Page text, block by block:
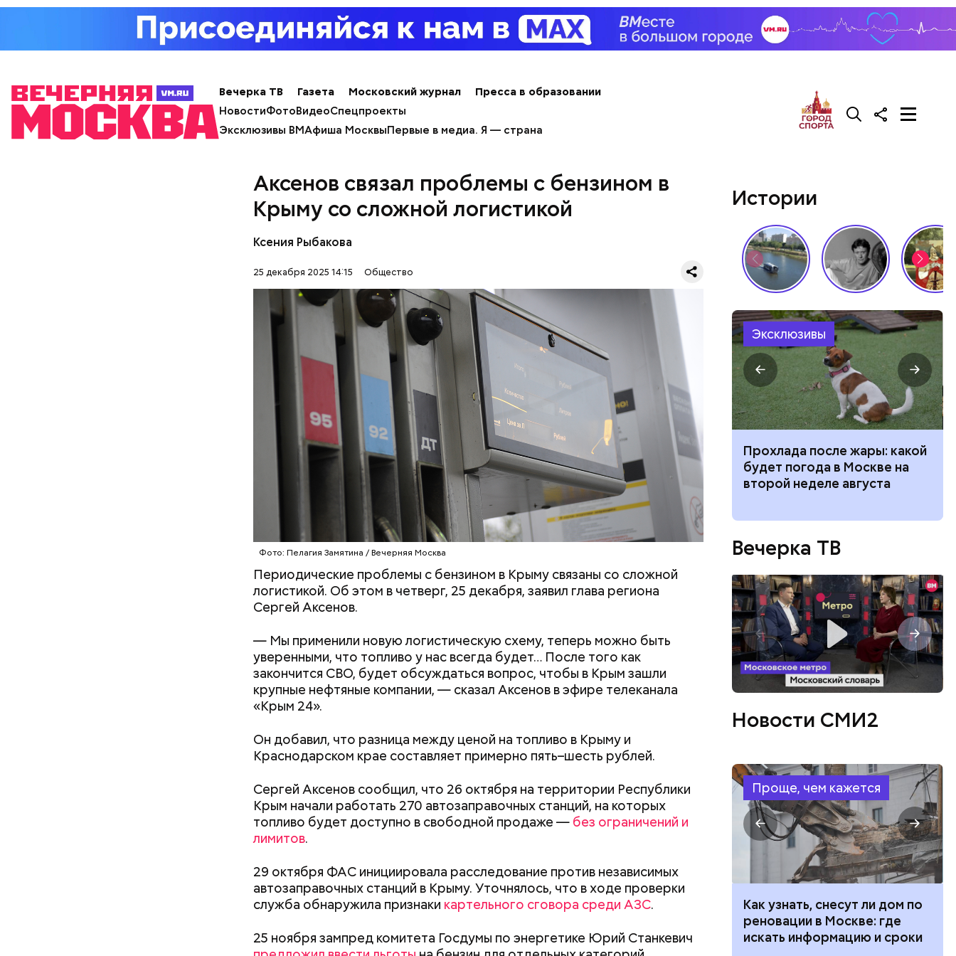
Вечерка ТВ Газета Московский журнал
Пресса в образовании
НовостиФотоВидеоСпецпроекты
Эксклюзивы ВМАфиша МосквыПервые в медиа. Я — страна
Аксенов связал проблемы с бензином в
Крыму со сложной логистикой
Ксения Рыбакова
25 декабря 2025 14:15 Общество
Фото: Пелагия Замятина / Вечерняя Москва
Периодические проблемы с бензином в Крыму связаны со сложной
логистикой. Об этом в четверг, 25 декабря, заявил глава региона
Сергей Аксенов.
— Мы применили новую логистическую схему, теперь можно быть
уверенными, что топливо у нас всегда будет… После того как
закончится СВО, будет обсуждаться вопрос, чтобы в Крым зашли
крупные нефтяные компании, — сказал Аксенов в эфире телеканала
«Крым 24».
Он добавил, что разница между ценой на топливо в Крыму и
Краснодарском крае составляет примерно пять–шесть рублей.
Сергей Аксенов сообщил, что 26 октября на территории Республики
Крым начали работать 270 автозаправочных станций, на которых
топливо будет доступно в свободной продаже — без ограничений и
лимитов.
29 октября ФАС инициировала расследование против независимых
автозаправочных станций в Крыму. Уточнялось, что в ходе проверки
служба обнаружила признаки картельного сговора среди АЗС.
25 ноября зампред комитета Госдумы по энергетике Юрий Станкевич
День воздушных поцелуев
День воздушных поцелуев отмечается с 1983 года. В некоторых
молодежных заведениях европейских стран в этот праздник
устраиваются тематические вечеринки и флешмобы. Кроме того,
отпраздновать эту дату можно, отправив воздушный поцелуй
близкому человеку через социальные сети и мессенджеры.
Праздник любви
День «Счастье случается»
День «Счастье случается» был инициирован Тайным обществом
счастливых людей, чтобы напомнить людям, что счастье на самом деле
кроется в мелочах. Отпраздновать этот день можно, поделившись с
другими людьми счастливыми моментами из своей жизни.
Истории
Эксклюзивы
Стресс живет в теле: четыре
простые техники, которые
помогут снизить тревогу
Новый суперфуд для
долголетия и омоложения:
чем полезны сардины
Прохлада после жары: какой
будет погода в Москве на
второй неделе августа
Вечерка ТВ
Новости СМИ2
Проще, чем кажется
Как поменять батареи дома и
Как получить до 100 тысяч
трудной ситуации: кто может
Как узнать, снесут ли дом по
реновации в Москве: где
искать информацию и сроки